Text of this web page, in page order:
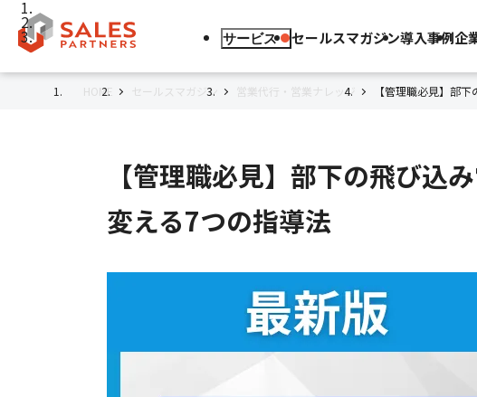
サービス セールスマガジン導入事例企
HOME セールスマガジン 営業代行・営業ナレッジ 【管理職必見】部
【管理職必見】部下の飛び込
変える7つの指導法